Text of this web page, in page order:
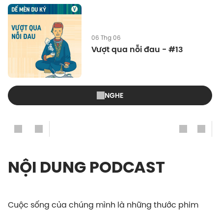
06 Thg 06
Vượt qua nỗi đau - #13
NGHE
NỘI DUNG PODCAST
Cuộc sống của chúng mình là những thước phim